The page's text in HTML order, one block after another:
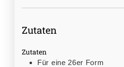
Zutaten
Zutaten
Für eine 26er Form